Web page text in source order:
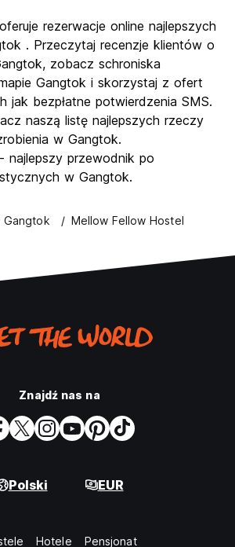
rezerwacje online najlepszych
. Przeczytaj recenzje klientów o
zobacz schroniska
Gangtok i skorzystaj z ofert
jak bezpłatne potwierdzenia SMS.
naszą listę najlepszych rzeczy
w Gangtok.
najlepszy przewodnik po
w Gangtok.
Gangtok Mellow Fellow Hostel
Znajdź nas na
Polski EUR
Hotele Pensjonat